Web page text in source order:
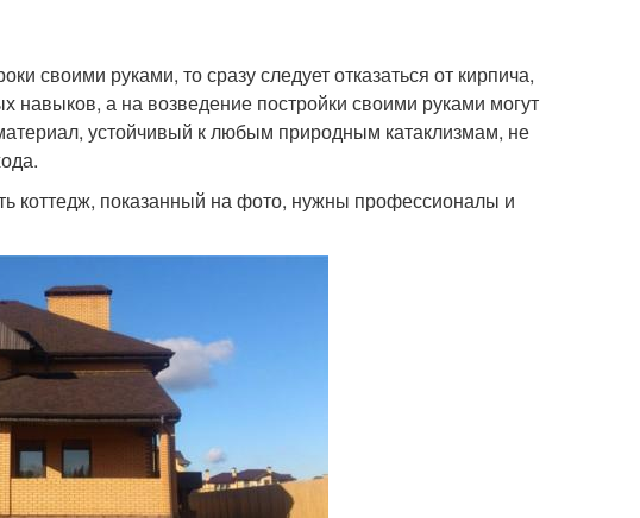
своими руками, то сразу следует отказаться от кирпича,
навыков, а на возведение постройки своими руками могут
устойчивый к любым природным катаклизмам, не
коттедж, показанный на фото, нужны профессионалы и